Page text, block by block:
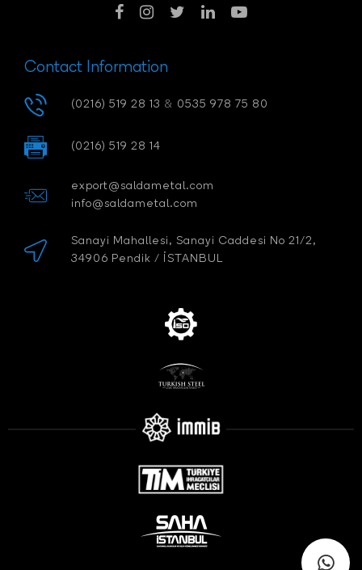
Contact Information
(0216) 519 28 13 & 0535 978 75 80
(0216) 519 28 14
export@saldametal.com
info@saldametal.com
Sanayi Mahallesi, Sanayi Caddesi No 21/2,
34906 Pendik / İSTANBUL